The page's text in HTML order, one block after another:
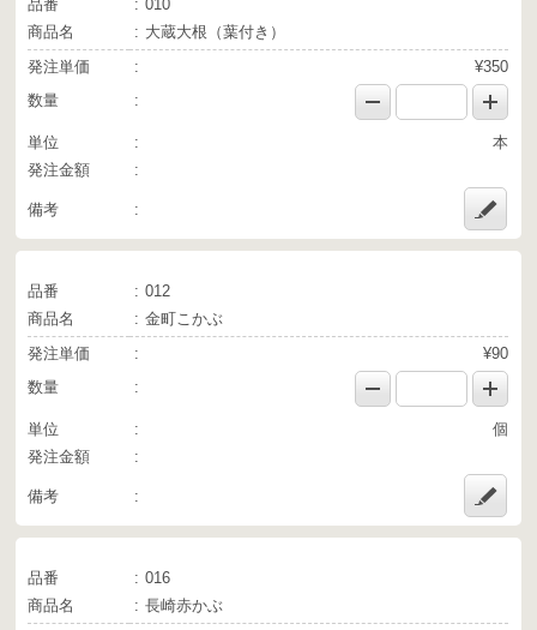
品番
010
商品名
大蔵大根（葉付き）
発注単価
¥350
数量
単位
本
発注金額
備考
品番
012
商品名
金町こかぶ
発注単価
¥90
数量
単位
個
発注金額
備考
品番
016
商品名
長崎赤かぶ